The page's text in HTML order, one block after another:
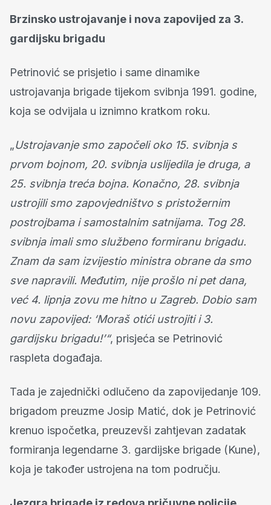
Brzinsko ustrojavanje i nova zapovijed za 3.
gardijsku brigadu
Petrinović se prisjetio i same dinamike
ustrojavanja brigade tijekom svibnja 1991. godine,
koja se odvijala u iznimno kratkom roku.
„Ustrojavanje smo započeli oko 15. svibnja s
prvom bojnom, 20. svibnja uslijedila je druga, a
25. svibnja treća bojna. Konačno, 28. svibnja
ustrojili smo zapovjedništvo s pristožernim
postrojbama i samostalnim satnijama. Tog 28.
svibnja imali smo službeno formiranu brigadu.
Znam da sam izvijestio ministra obrane da smo
sve napravili. Međutim, nije prošlo ni pet dana,
već 4. lipnja zovu me hitno u Zagreb. Dobio sam
novu zapovijed: ‘Moraš otići ustrojiti i 3.
gardijsku brigadu!’“, prisjeća se Petrinović
raspleta događaja.
Tada je zajednički odlučeno da zapovijedanje 109.
brigadom preuzme Josip Matić, dok je Petrinović
krenuo ispočetka, preuzevši zahtjevan zadatak
formiranja legendarne 3. gardijske brigade (Kune),
koja je također ustrojena na tom području.